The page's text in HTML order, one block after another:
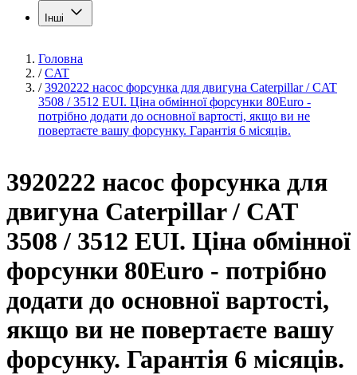
Інші
Головна
/ CAT
/ 3920222 насос форсунка для двигуна Caterpillar / CAT
3508 / 3512 EUI. Ціна обмінної форсунки 80Euro -
потрібно додати до основної вартості, якщо ви не
повертаєте вашу форсунку. Гарантія 6 місяців.
3920222 насос форсунка для
двигуна Caterpillar / CAT
3508 / 3512 EUI. Ціна обмінної
форсунки 80Euro - потрібно
додати до основної вартості,
якщо ви не повертаєте вашу
форсунку. Гарантія 6 місяців.